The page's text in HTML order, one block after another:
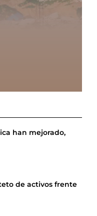
han mejorado,
de activos frente